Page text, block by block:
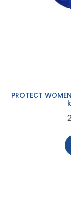
PROTECT